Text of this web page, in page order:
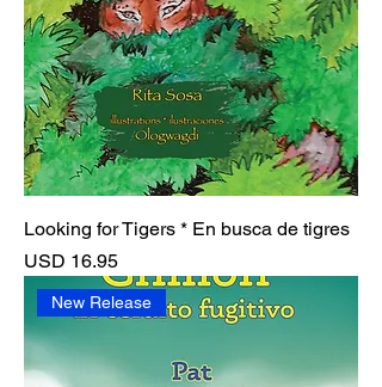
Looking for Tigers * En busca de tigres
Precio
USD 16.95
New Release